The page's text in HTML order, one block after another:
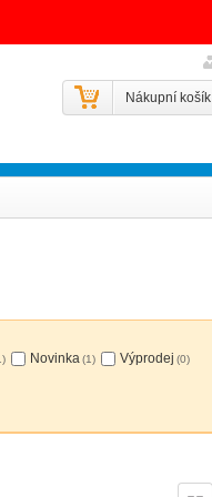
Nákupní košík
Novinka(1) Výprodej (0)